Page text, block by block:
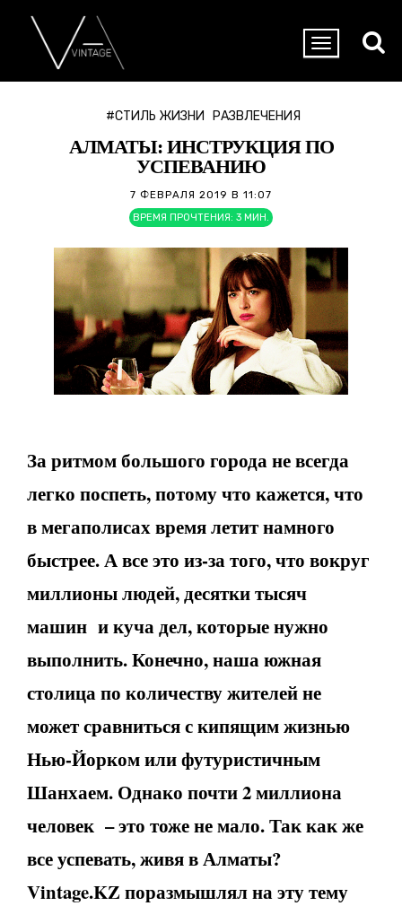
#СТИЛЬ ЖИЗНИ РАЗВЛЕЧЕНИЯ
АЛМАТЫ: ИНСТРУКЦИЯ ПО
УСПЕВАНИЮ
7 ФЕВРАЛЯ 2019 В 11:07
ВРЕМЯ ПРОЧТЕНИЯ: 3 МИН.
За ритмом большого города не всегда
легко поспеть, потому что кажется, что
в мегаполисах время летит намного
быстрее. А все это из-за того, что вокруг
миллионы людей, десятки тысяч
машин и куча дел, которые нужно
выполнить. Конечно, наша южная
столица по количеству жителей не
может сравниться с кипящим жизнью
Нью-Йорком или футуристичным
Шанхаем. Однако почти 2 миллиона
человек – это тоже не мало. Так как же
все успевать, живя в Алматы?
Vintage.KZ поразмышлял на эту тему